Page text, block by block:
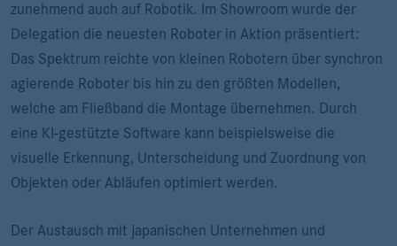
zunehmend auch auf Robotik. Im Showroom wurde der
Delegation die neuesten Roboter in Aktion präsentiert:
Das Spektrum reichte von kleinen Robotern über synchron
agierende Roboter bis hin zu den größten Modellen,
welche am Fließband die Montage übernehmen. Durch
eine KI-gestützte Software kann beispielsweise die
visuelle Erkennung, Unterscheidung und Zuordnung von
Objekten oder Abläufen optimiert werden.
Der Austausch mit japanischen Unternehmen und